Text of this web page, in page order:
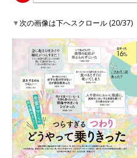
▼次の画像は下へスクロール (20/37)